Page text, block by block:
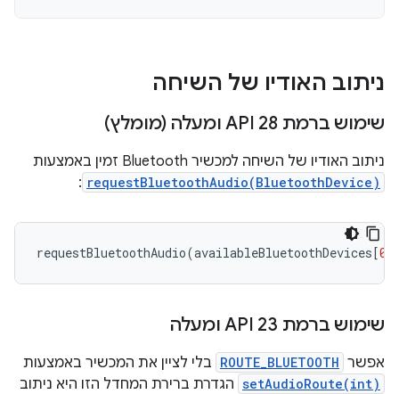
ניתוב האודיו של השיחה
שימוש ברמת API 28 ומעלה (מומלץ)
ניתוב האודיו של השיחה למכשיר Bluetooth זמין באמצעות
requestBluetoothAudio(BluetoothDevice)
:
requestBluetoothAudio(availableBluetoothDevices[0
שימוש ברמת API 23 ומעלה
אפשר ROUTE_BLUETOOTH בלי לציין את המכשיר באמצעות
setAudioRoute(int) הגדרת ברירת המחדל הזו היא ניתוב